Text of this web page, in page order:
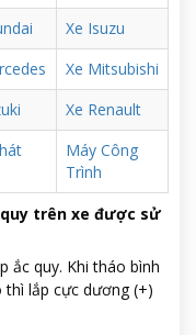
Xe Isuzu
Xe Mitsubishi
Xe Renault
Máy Công
Trình
trên xe được sử
ắc quy. Khi tháo bình
lắp cực dương (+)